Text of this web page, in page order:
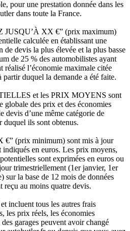
pour une prestation donnée dans les
dans toute la France.
JUSQU’À XX €” (prix maximum)
calculée en établissant une
devis la plus élevée et la plus basse
de 25 % des automobilistes ayant
réalisé l’économie maximale citée
duquel la demande a été faite.
et les PRIX MOYENS sont
globale des prix et des économies
devis d’une même catégorie de
duquel ils sont obtenus.
(prix minimum) sont mis à jour
indiqués en euros. Les prix moyens,
sont exprimées en euros ou
trimestriellement (1er janvier, 1er
sur la base de 12 mois de données
reçu au moins quatre devis.
incluent tous les autres frais
les prix réels, les économies
garages peuvent avoir changé